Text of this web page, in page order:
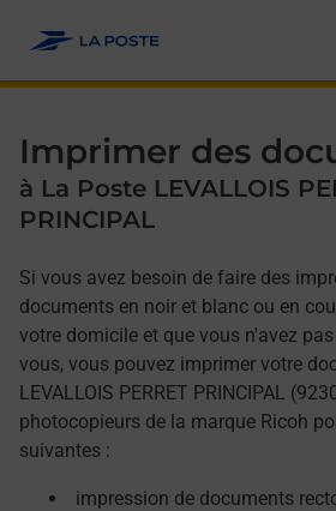
Imprimer des
à La Poste LEVALLOIS
PRINCIPAL
Si vous avez besoin de faire des
documents en noir et blanc ou en
votre domicile et que vous n'avez
vous, vous pouvez imprimer votre
LEVALLOIS PERRET PRINCIPAL
photocopieurs de la marque Ricoh
suivantes :
impression de documents